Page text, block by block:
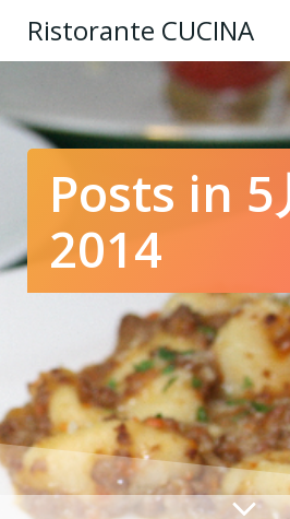
ン
テ
ン
ツ
へ
キ
Ristorante CUCINA
Posts in 5
2014